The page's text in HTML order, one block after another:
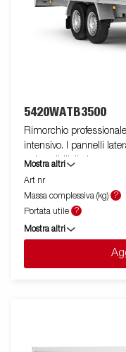
5420WATB3500
Rimorchio
intensivo. I pannelli
e rimovibili, il che
trasformandolo da
max 400 kg carico/
alla piattaforma. E'
Stoccaggio standard
a scopo illustrativo e
Mostra altri
Art nr
Massa complessiva (kg)
?
Portata utile
?
Mostra altri